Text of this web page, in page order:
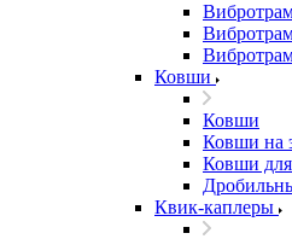
Ковши
Ковши
Ковши на
Ковши для
Квик-каплеры